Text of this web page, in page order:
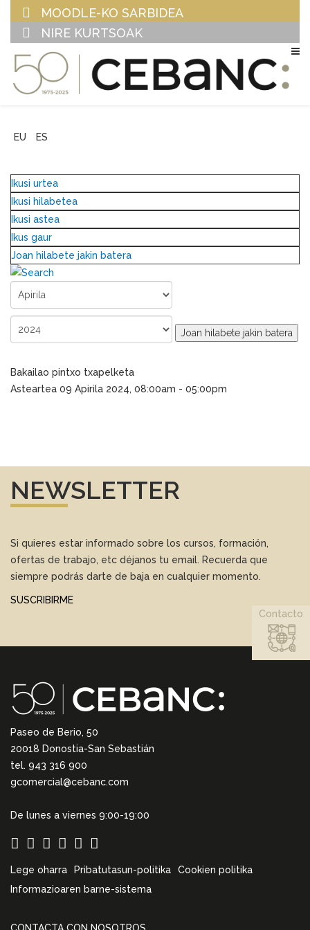
MOODLE-KO SARBIDEA
NIRE KURTSOAK
EU ES
Ikusi urtea
Ikusi hilabetea
Ikusi astea
Ikus gaur
Joan hilabete jakin batera
Joan hilabete jakin batera
Bakailao pintxo txapelketa
Asteartea 09 Apirila 2024, 08:00am - 05:00pm
NEWSLETTER
Si quieres estar informado sobre los cursos, formación,
ofertas de trabajo, etc déjanos tu email. Recuerda que
siempre podrás darte de baja en cualquier momento.
SUSCRIBIRME
Paseo de Berio, 50
20018 Donostia-San Sebastián
tel. 943 316 900
gcomercial@cebanc.com
De lunes a viernes 9:00-19:00
Lege oharra Pribatutasun-politika
Cookien politika
Informazioaren barne-sistema
Contacto